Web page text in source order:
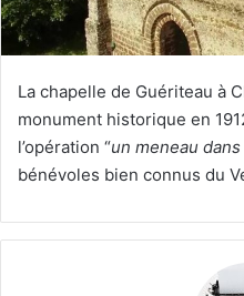
r
r
i
e
La chapelle de Guériteau à
monument historique en
l’opération “un meneau
bénévoles bien connus du